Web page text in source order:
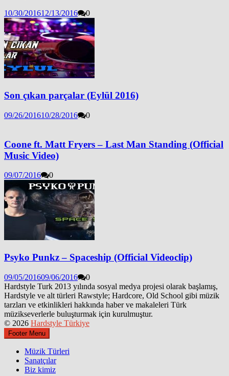
10/30/201612/13/2016 0
Son çıkan parçalar (Eylül 2016)
09/26/201610/28/2016 0
Coone ft. Matt Fryers – Last Man Standing (Official
Music Video)
09/07/2016 0
Psyko Punkz – Spaceship (Official Videoclip)
09/05/201609/06/2016
0
Hardstyle Turk 2013 yılında sosyal medya projesi olarak başlamış,
Hardstyle ve alt türleri Rawstyle; Hardcore, Old School gibi müzik
tarzları ve etkinlikleri hakkında haber ve makaleleri Türk
müzikseverlerle buluşturmak için kurulmuştur.
© 2026 Hardstyle Türkiye
Footer Menu
Müzik Türleri
Sanatçılar
Biz kimiz